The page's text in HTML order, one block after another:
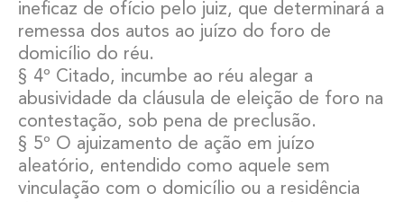
ineficaz de ofício pelo juiz, que determinará a
remessa dos autos ao juízo do foro de
domicílio do réu.
§ 4º Citado, incumbe ao réu alegar a
abusividade da cláusula de eleição de foro na
contestação, sob pena de preclusão.
§ 5º O ajuizamento de ação em juízo
aleatório, entendido como aquele sem
vinculação com o domicílio ou a residência